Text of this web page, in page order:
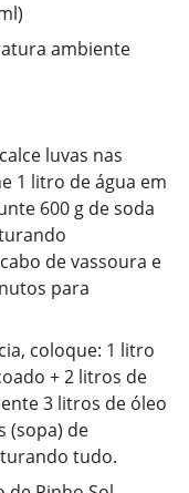
ambiente
luvas nas
1 litro de água em
600 g de soda
de vassoura e
para
coloque: 1 litro
+ 2 litros de
3 litros de óleo
(sopa) de
tudo.